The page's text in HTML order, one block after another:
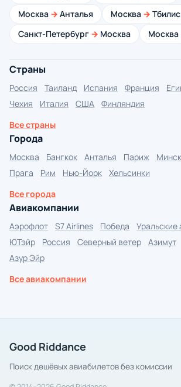
Москва → Анталья Москва →
Санкт-Петербург → Москва Москва
Страны
Россия Таиланд Испания Франция
Чехия
Италия США
Финляндия
Все страны
Города
Москва Бангкок Анталья Париж Минск
Прага
Рим Нью-Йорк
Хельсинки
Все города
Авиакомпании
Аэрофлот S7 Airlines Победа
Уральские
ЮТэйр
Россия Северный ветер Азимут
Азур Эйр
Все авиакомпании
Good Riddance
Поиск дешёвых авиабилетов без комиссии